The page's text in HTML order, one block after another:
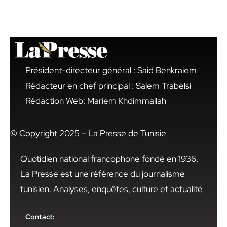
Président-directeur général : Said Benkraiem
Rédacteur en chef principal : Salem Trabelsi
Rédaction Web: Mariem Khdimmallah
© Copyright 2025 – La Presse de Tunisie
Quotidien national francophone fondé en 1936,
La Presse est une référence du journalisme
tunisien. Analyses, enquêtes, culture et actualité
Contact: